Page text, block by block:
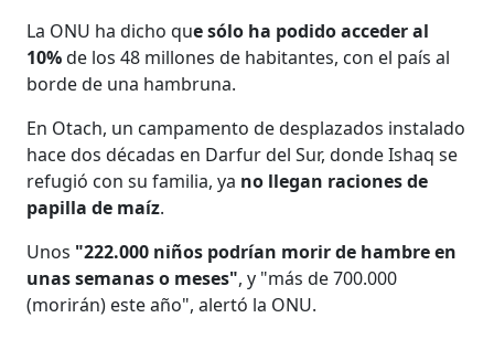
La ONU ha dicho que sólo ha podido acceder al
10%de los 48 millones de habitantes, con el país al
borde de una hambruna.
En Otach, un campamento de desplazados instalado
hace dos décadas en Darfur del Sur, donde Ishaq se
refugió con su familia, ya no llegan raciones de
papilla de maíz.
Unos "222.000 niños podrían morir de hambre en
unas semanas o meses", y "más de 700.000
(morirán) este año", alertó la ONU.